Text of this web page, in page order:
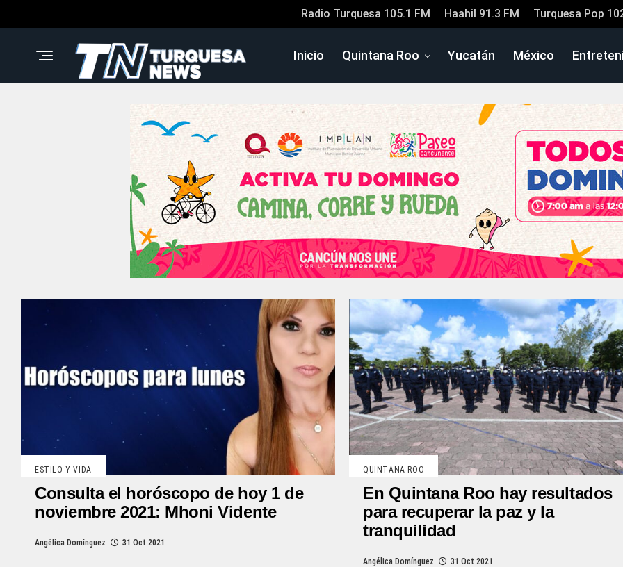
Radio Turquesa 105.1 FM Haahil 91.3 FM Turquesa Pop
Inicio Quintana Roo Yucatán México
ESTILO Y VIDA
Consulta el horóscopo de hoy 1 de
noviembre 2021: Mhoni Vidente
Angélica Domínguez 31 Oct 2021
QUINTANA ROO
En Quintana Roo hay resultados
para recuperar la paz y la
tranquilidad
Angélica Domínguez 31 Oct 2021